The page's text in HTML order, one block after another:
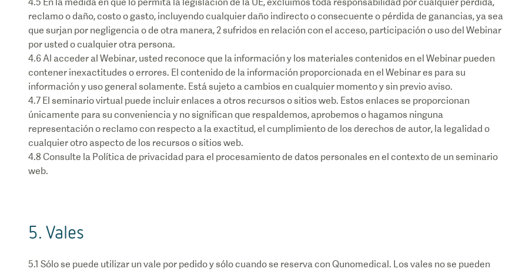
reclamo o daño, costo o gasto, incluyendo cualquier daño indirecto o consecuente o pérdida de ganancias, ya sea
que surjan por negligencia o de otra manera, 2 sufridos en relación con el acceso, participación o uso del Webinar
por usted o cualquier otra persona.
4.6 Al acceder al Webinar, usted reconoce que la información y los materiales contenidos en el Webinar pueden
contener inexactitudes o errores. El contenido de la información proporcionada en el Webinar es para su
información y uso general solamente. Está sujeto a cambios en cualquier momento y sin previo aviso.
4.7 El seminario virtual puede incluir enlaces a otros recursos o sitios web. Estos enlaces se proporcionan
únicamente para su conveniencia y no significan que respaldemos, aprobemos o hagamos ninguna
representación o reclamo con respecto a la exactitud, el cumplimiento de los derechos de autor, la legalidad o
cualquier otro aspecto de los recursos o sitios web.
4.8 Consulte la Política de privacidad para el procesamiento de datos personales en el contexto de un seminario
5. Vales
5.1 Sólo se puede utilizar un vale por pedido y sólo cuando se reserva con Qunomedical. Los vales no se pueden